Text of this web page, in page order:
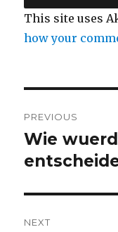
This site uses
how your
PREVIOUS
Previous
post:
Wie
NEXT